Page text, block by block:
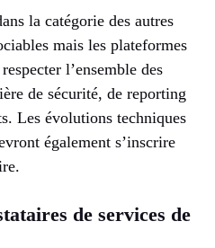
la catégorie des autres
mais les plateformes
l’ensemble des
de sécurité, de reporting
Les évolutions techniques
également s’inscrire
de services de